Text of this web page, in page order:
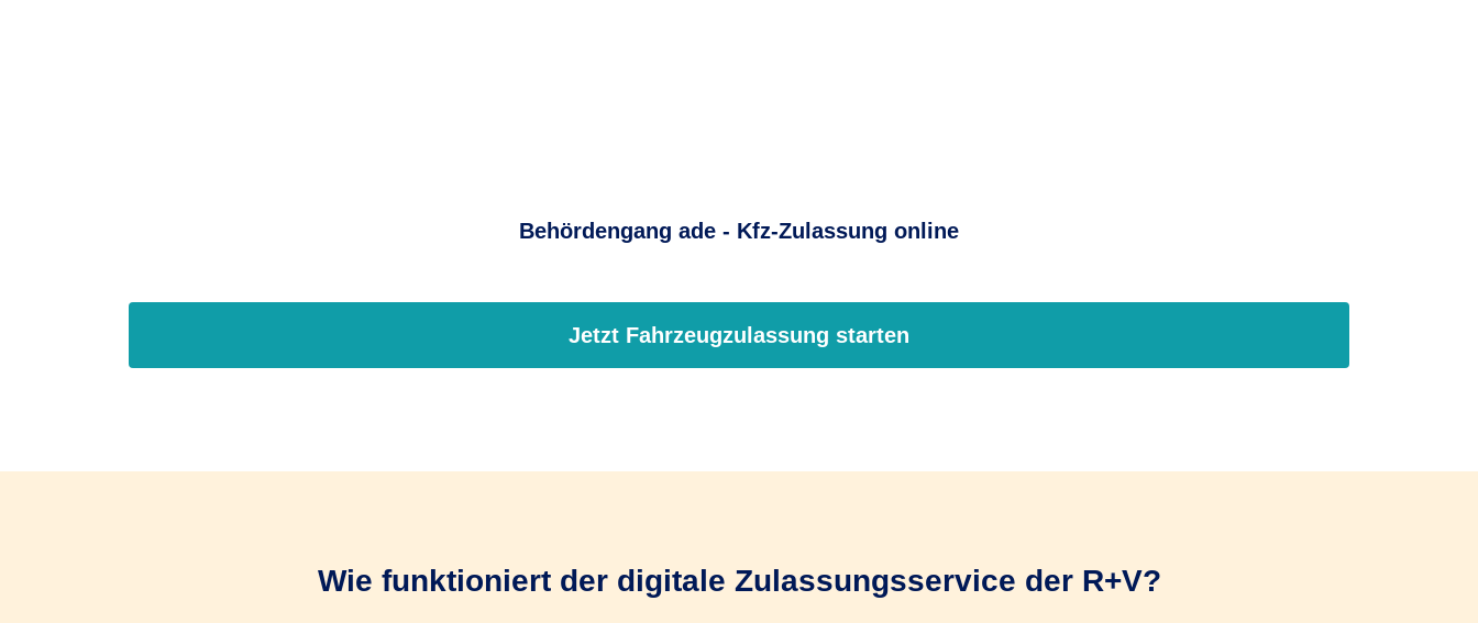
Behördengang ade - Kfz-Zulassung online
Jetzt Fahrzeugzulassung starten
Wie funktioniert der digitale Zulassungsservice der R+V?